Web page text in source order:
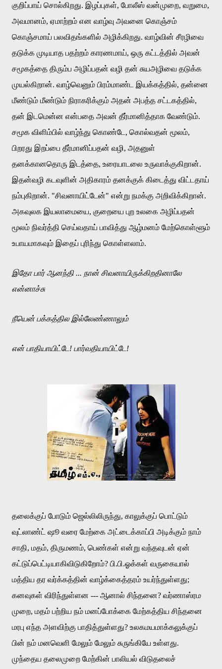
குறிப்பாய் சொல்கிறது. இழப்புகள், போலீஸ் வன்முறை, வறுமை,
அவமானம், ஏமாற்றம் என வாழ்வு அவனை கொஞ்சம்
கொஞ்சமாய் பலவிதங்களில் அழிக்கிறது. வாழ்வின் சீரழிவை
தடுக்க முடியாத பதற்றம் காரணமாய், ஒரு கட்டத்தில் அவன்
சமூகத்தை திரும்ப அழிப்பதன் வழி தன் சுயஅழிவை தடுக்க
முயல்கிறான். வாழ்வெனும் பிரம்மாண்ட இயக்கத்தில், தன்னை
மீண்டும் மீண்டும் நிராகரிக்கும் அதன் அபத்த சட்டகத்தில்,
தன் இடமென்ன என்பதை அவன் தீர்மானித்தாக வேண்டும்.
சமூக விளிம்பில் வாழ்ந்து கொண்டே , கொல்வதன் மூலம்,
பிறரது இறப்பை தீர்மானிப்பதன் வழி, அதனுள்
தனக்கானதொரு இடத்தை, உரையாடலை உருவாக்குகிறான்.
இதன்வழி கடவுளின் அதிகாரம் தனக்குக் கிடைத்து விட்டதாய்
நம்புகிறான். "சிவனாயிட்டேன்" என்று நமக்கு அறிவிக்கிறான்.
அகவுலக இயலாமையை, குறையை புற உலகை அழிப்பதன்
மூலம் நிவர்த்தி செய்வதாய் பாவித்து ஆழ்மனம் மேற்கொள்ளூம்
உபாயமாகவும் இதைப் புரிந்து கொள்ளலாம்.
இதோ பார் ஆனந்தி ... நான் சிவனாயிருக்கிறதினாலே
என்னாச்சு
நீயென் பக்கத்தில இல்லேண்ணாலும்
என் பாதியாயிட்டே ! பார்வதியாயிட்டே !
தலைக்குப் போடும் ஜெல்லிலிருந்து, காலுக்குப் பொட்டும்
வுட்லாண்ட் ஷூ வரை மேற்கை அட்டைக்காப்பி அடிக்கும் நாம்
சாதி, மதம், திருமணம், பெண்கள் என்று வந்தவுடன் ஏன்
கட்டுப்பெட்டியாகிவிடுகிறோம்? பி.பி.ஓக்கள் வருகையால்
மத்திய தர வர்க்கத்தின் வாழ்க்கைத்தரம் உயர்ந்துள்ளது;
கனவுகள் விரிந்துள்ளன --- ஆனால் சிந்தனை? வர்ணாஸ்ரம
முறை, மதம் பற்றிய நம் மனப்போக்கை மேற்கத்திய சிந்தனை
மரபு எந்த அளவிற்கு பாதித்துள்ளது? உலகமயமாக்கலுக்குப்
பின் நம் மனவெளி மேலும் மேலும் சுருங்கியே உள்ளது.
முந்தைய தலைமுறை மேற்கின் பாலியல் விடுதலைச்